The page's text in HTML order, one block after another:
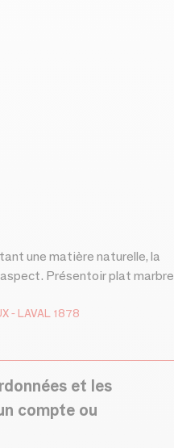
une matière naturelle, la
Présentoir plat marbre
LAVAL 1878
et les
compte ou